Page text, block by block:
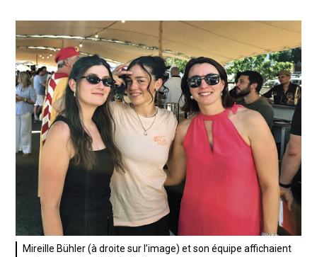
Mireille Bühler (à droite sur l’image) et son équipe affichaient